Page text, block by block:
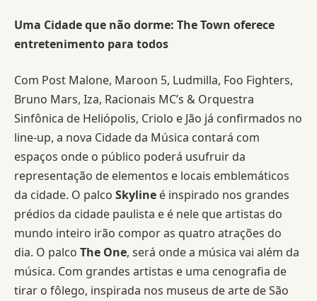
Uma Cidade que não dorme: The Town oferece
entretenimento para todos
Com Post Malone, Maroon 5, Ludmilla, Foo Fighters,
Bruno Mars, Iza, Racionais MC’s & Orquestra
Sinfônica de Heliópolis, Criolo e Jão já confirmados no
line-up, a nova Cidade da Música contará com
espaços onde o público poderá usufruir da
representação de elementos e locais emblemáticos
da cidade. O palco Skyline é inspirado nos grandes
prédios da cidade paulista e é nele que artistas do
mundo inteiro irão compor as quatro atrações do
dia. O palco The One, será onde a música vai além da
música. Com grandes artistas e uma cenografia de
tirar o fôlego, inspirada nos museus de arte de São